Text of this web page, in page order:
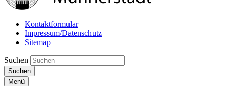
Kontaktformular
Impressum/Datenschutz
Sitemap
Suchen
Suchen
Menü